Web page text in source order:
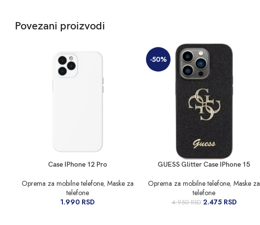
Povezani proizvodi
DODAJ U KORPUCase IPhone 12 Pro
Oprema za mobilne telefone,Maske za
telefone
1.990 RSD
-50%
DODAJ U KORPU
GUESS Glitter Case IPhone 15
Oprema za mobilne telefone,Maske za
telefone
4.950RSD 2.475 RSD